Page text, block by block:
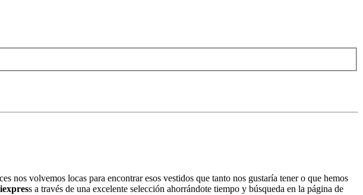
nos volvemos locas para encontrar esos vestidos que tanto nos gustaría tener o que hemos
s a través de una excelente selección ahorrándote tiempo y búsqueda en la página de